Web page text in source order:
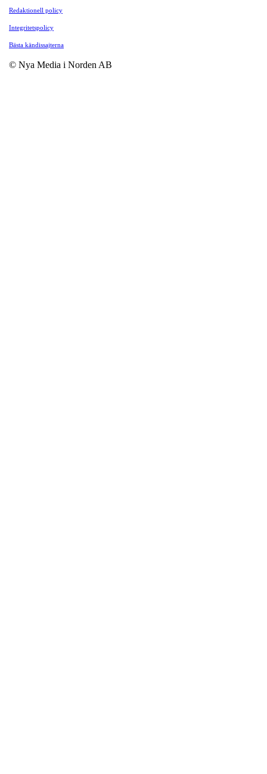
Redaktionell policy
Integritetspolicy
Bästa kändissajterna
© Nya Media i Norden AB